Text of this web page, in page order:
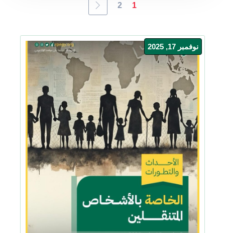
1
2
نوفمبر 17, 2025